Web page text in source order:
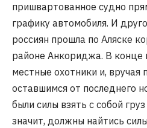
пришвартованное судно
графику автомобиля. И
россиян прошла по Аляске
районе Анкориджа. В конце
местные охотники и, вручая
оставшимся от последнего
были силы взять с собой
значит, должны найтись